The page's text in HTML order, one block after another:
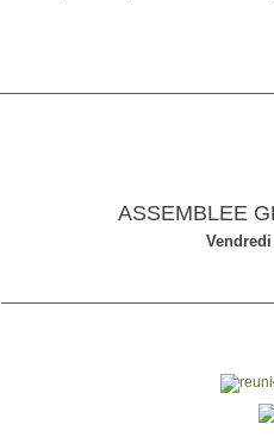
ASSEMBLEE